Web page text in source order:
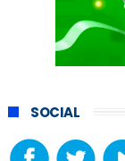
SOCIAL